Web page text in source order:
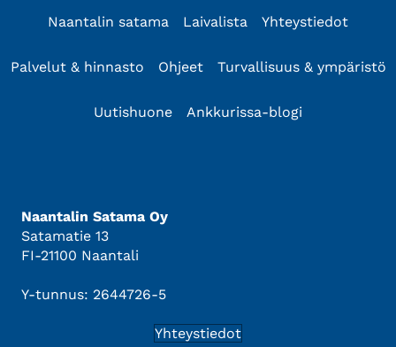
Naantalin satama Laivalista Yhteystiedot
Palvelut & hinnasto Ohjeet Turvallisuus & ympäristö
Uutishuone Ankkurissa-blogi
Naantalin Satama Oy
Satamatie 13
FI-21100 Naantali
Y-tunnus: 2644726-5
Yhteystiedot